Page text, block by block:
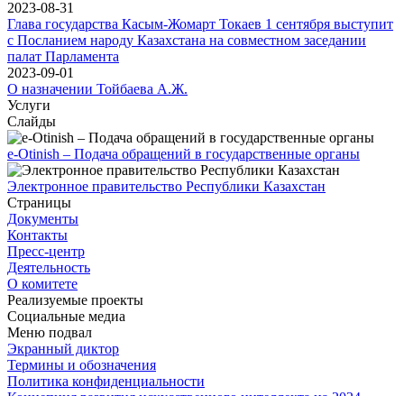
2023-08-31
Глава государства Касым-Жомарт Токаев 1 сентября выступит
с Посланием народу Казахстана на совместном заседании
палат Парламента
2023-09-01
О назначении Тойбаева А.Ж.
Услуги
Слайды
e-Otinish – Подача обращений в государственные органы
Электронное правительство Республики Казахстан
Страницы
Документы
Контакты
Пресс-центр
Деятельность
О комитете
Реализуемые проекты
Социальные медиа
Меню подвал
Экранный диктор
Термины и обозначения
Политика конфиденциальности